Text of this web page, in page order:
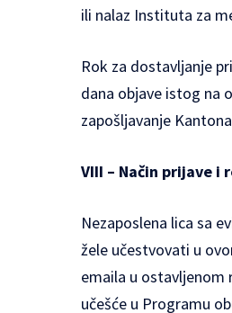
ili nalaz Instituta za
Rok za dostavljanje
dana objave istog na
zapošljavanje
VIII – Način prijave
Nezaposlena lica sa
žele učestvovati u
emaila u ostavljenom
učešće u Programu